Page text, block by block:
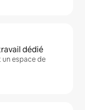
dédié
espace de